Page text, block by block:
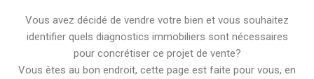
Vous avez décidé de vendre votre bien et vous souhaitez
identifier quels diagnostics immobiliers sont nécessaires
pour concrétiser ce projet de vente?
Vous êtes au bon endroit, cette page est faite pour vous, en